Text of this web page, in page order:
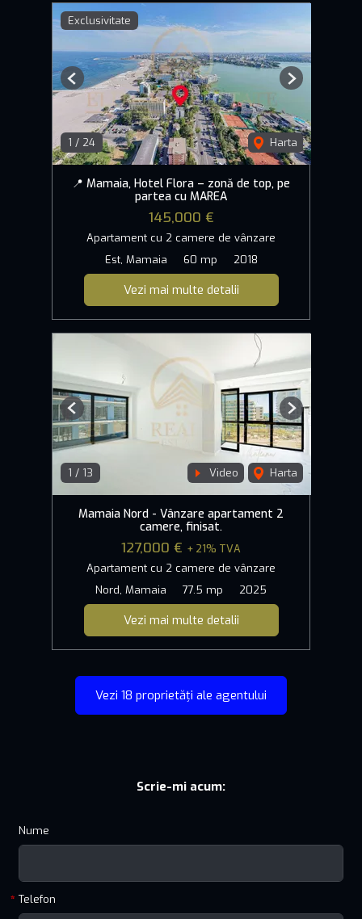
Exclusivitate
1 / 24 Harta
Previous Next
📍 Mamaia, Hotel Flora – zonă de top, pe
partea cu MAREA
145,000 €
Apartament cu 2 camere de vânzare
Est, Mamaia
60 mp 2018
Vezi mai multe detalii
1 / 13 Video Harta
Previous Next
Mamaia Nord - Vânzare apartament 2
camere, finisat.
127,000 € + 21% TVA
Apartament cu 2 camere de vânzare
Nord, Mamaia
77.5 mp 2025
Vezi mai multe detalii
Vezi 18 proprietăți ale agentului
Scrie-mi acum:
Nume
Telefon